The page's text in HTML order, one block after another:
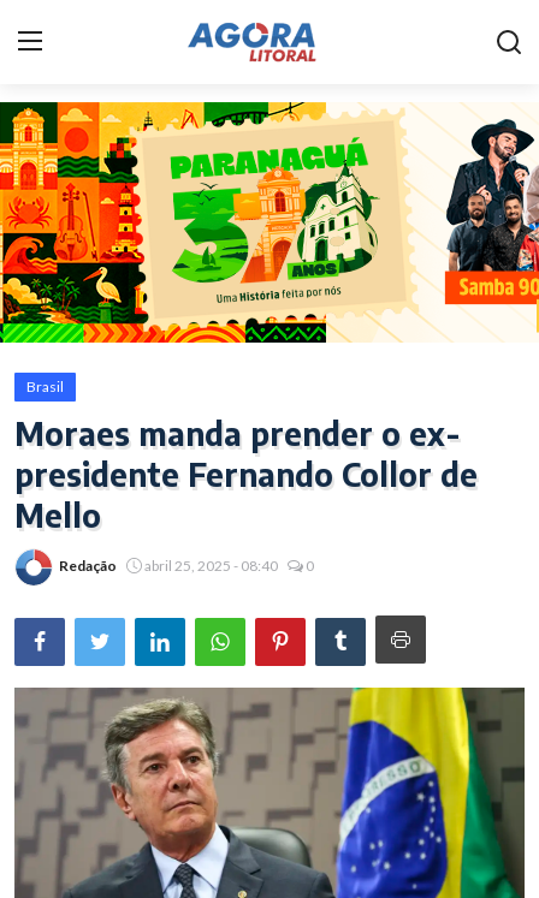
Home
Litoral
Paranaguá
Saúde
Acidente
Paraná
Policial
Brasil
Brasil
Moraes manda prender o ex-
presidente Fernando Collor de
Mello
Redação abril 25, 2025 - 08:40 0